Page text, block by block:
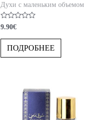
Духи с маленьким объемом
Оценка
0
из
9.90€
ПОДРОБНЕЕ